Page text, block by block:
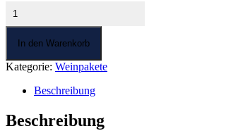
Frog
3
l
In den Warenkorb
Kategorie: Weinpakete
Beschreibung
Beschreibung